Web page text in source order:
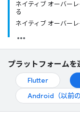
ネイティブ オーバー
る
ネイティブ オーバー
プラットフォームを
Flutter
Android（以前の